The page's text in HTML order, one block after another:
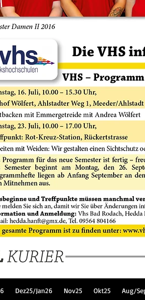
Dez25/Jan26 Nov25 Okt25 Aug/